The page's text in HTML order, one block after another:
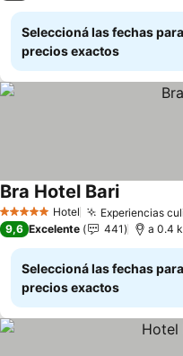
Seleccioná las fechas
precios exactos
5 Estrellas Hotel Experiencias
Bra Hotel Bari
9,6 Excelente 441 a 0.4
Seleccioná las fechas
precios exactos